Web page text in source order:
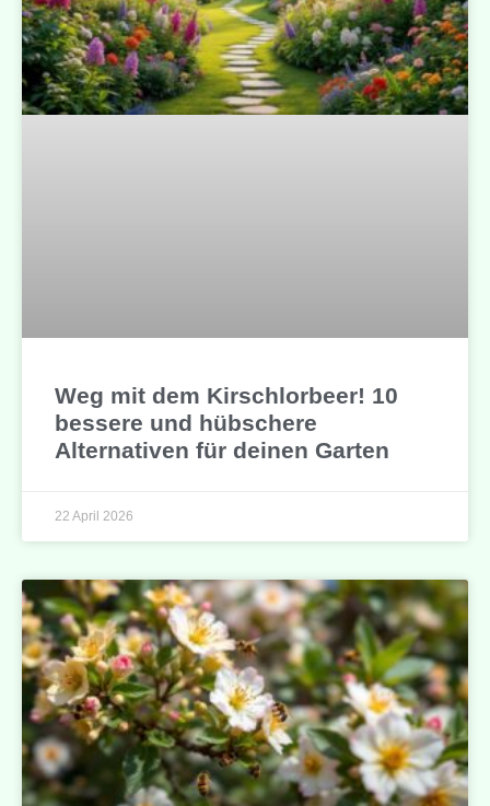
Weg mit dem Kirschlorbeer! 10
bessere und hübschere
Alternativen für deinen Garten
22 April 2026